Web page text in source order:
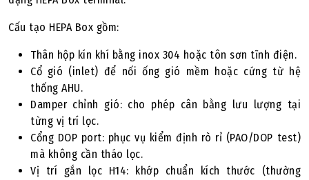
Cấu tạo HEPA Box gồm:
Thân hộp kín khí bằng inox 304 hoặc tôn sơn tĩnh điện.
Cổ gió (inlet) để nối ống gió mềm hoặc cứng từ hệ
thống AHU.
Damper chỉnh gió: cho phép cân bằng lưu lượng tại
từng vị trí lọc.
Cổng DOP port: phục vụ kiểm định rò rỉ (PAO/DOP test)
mà không cần tháo lọc.
Vị trí gắn lọc H14: khớp chuẩn kích thước (thường